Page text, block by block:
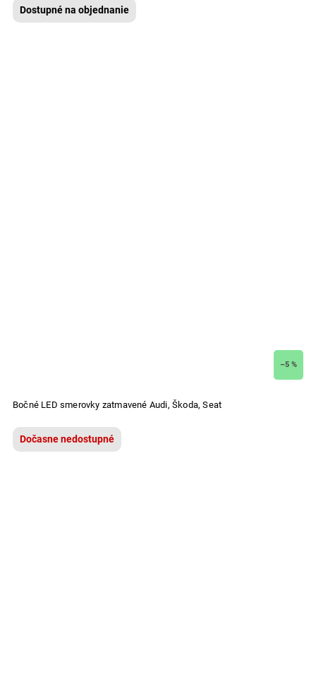
Dostupné na objednanie
–5 %
Bočné LED smerovky zatmavené Audi, Škoda, Seat
Dočasne nedostupné